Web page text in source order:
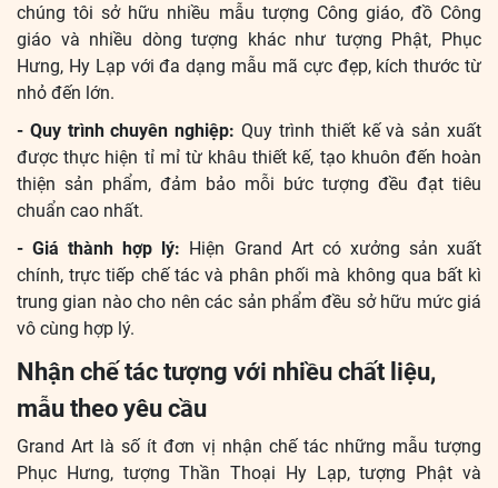
chúng tôi sở hữu nhiều mẫu tượng Công giáo, đồ Công
giáo và nhiều dòng tượng khác như tượng Phật, Phục
Hưng, Hy Lạp với đa dạng mẫu mã cực đẹp, kích thước từ
nhỏ đến lớn.
- Quy trình chuyên nghiệp: Quy trình thiết kế và sản xuất
được thực hiện tỉ mỉ từ khâu thiết kế, tạo khuôn đến hoàn
thiện sản phẩm, đảm bảo mỗi bức tượng đều đạt tiêu
chuẩn cao nhất.
- Giá thành hợp lý: Hiện Grand Art có xưởng sản xuất
chính, trực tiếp chế tác và phân phối mà không qua bất kì
trung gian nào cho nên các sản phẩm đều sở hữu mức giá
vô cùng hợp lý.
Nhận chế tác tượng với nhiều chất liệu,
mẫu theo yêu cầu
Grand Art là số ít đơn vị nhận chế tác những mẫu tượng
Phục Hưng, tượng Thần Thoại Hy Lạp, tượng Phật và